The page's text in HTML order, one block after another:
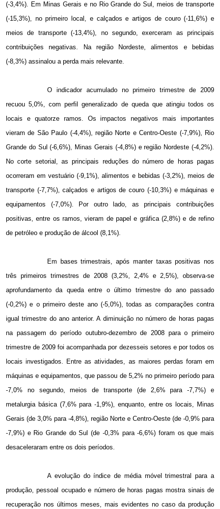
(-3,4%). Em Minas Gerais e no Rio Grande do Sul, meios de transporte
(-15,3%), no primeiro local, e calçados e artigos de couro (-11,6%) e
meios de transporte (-13,4%), no segundo, exerceram as principais
contribuições negativas. Na região Nordeste, alimentos e bebidas
(-8,3%) assinalou a perda mais relevante.
O indicador acumulado no primeiro trimestre de 2009
recuou 5,0%, com perfil generalizado de queda que atingiu todos os
locais e quatorze ramos. Os impactos negativos mais importantes
vieram de São Paulo (-4,4%), região Norte e Centro-Oeste (-7,9%), Rio
Grande do Sul (-6,6%), Minas Gerais (-4,8%) e região Nordeste (-4,2%).
No corte setorial, as principais reduções do número de horas pagas
ocorreram em vestuário (-9,1%), alimentos e bebidas (-3,2%), meios de
transporte (-7,7%), calçados e artigos de couro (-10,3%) e máquinas e
equipamentos (-7,0%). Por outro lado, as principais contribuições
positivas, entre os ramos, vieram de papel e gráfica (2,8%) e de refino
de petróleo e produção de álcool (8,1%).
Em bases trimestrais, após manter taxas positivas nos
três primeiros trimestres de 2008 (3,2%, 2,4% e 2,5%), observa-se
aprofundamento da queda entre o último trimestre do ano passado
(-0,2%) e o primeiro deste ano (-5,0%), todas as comparações contra
igual trimestre do ano anterior. A diminuição no número de horas pagas
na passagem do período outubro-dezembro de 2008 para o primeiro
trimestre de 2009 foi acompanhada por dezesseis setores e por todos os
locais investigados. Entre as atividades, as maiores perdas foram em
máquinas e equipamentos, que passou de 5,2% no primeiro período para
-7,0% no segundo, meios de transporte (de 2,6% para -7,7%) e
metalurgia básica (7,6% para -1,9%), enquanto, entre os locais, Minas
Gerais (de 3,0% para -4,8%), região Norte e Centro-Oeste (de -0,9% para
-7,9%) e Rio Grande do Sul (de -0,3% para -6,6%) foram os que mais
desaceleraram entre os dois períodos.
A evolução do índice de média móvel trimestral para a
produção, pessoal ocupado e número de horas pagas mostra sinais de
recuperação nos últimos meses, mais evidentes no caso da produção